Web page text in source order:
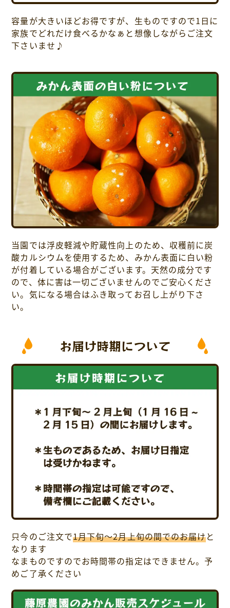
容量が大きいほどお得ですが、生ものですので1日に
家族でどれだけ食べるかなぁと想像しながらご注文
下さいませ♪
当園では浮皮軽減や貯蔵性向上のため、収穫前に炭
酸カルシウムを使用するため、みかん表面に白い粉
が付着している場合がございます。天然の成分です
ので、体に害は一切ございませんのでご安心くださ
い。気になる場合はふき取ってお召し上がり下さ
い。
お届け時期について
只今のご注文で1月下旬～2月上旬の間でのお届けと
なります
なまものですのでお時間帯の指定はできません。予
めご了承ください